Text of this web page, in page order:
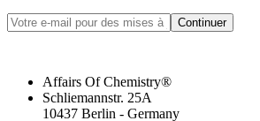
Continuer
Affairs Of Chemistry®
Schliemannstr. 25A
10437 Berlin - Germany